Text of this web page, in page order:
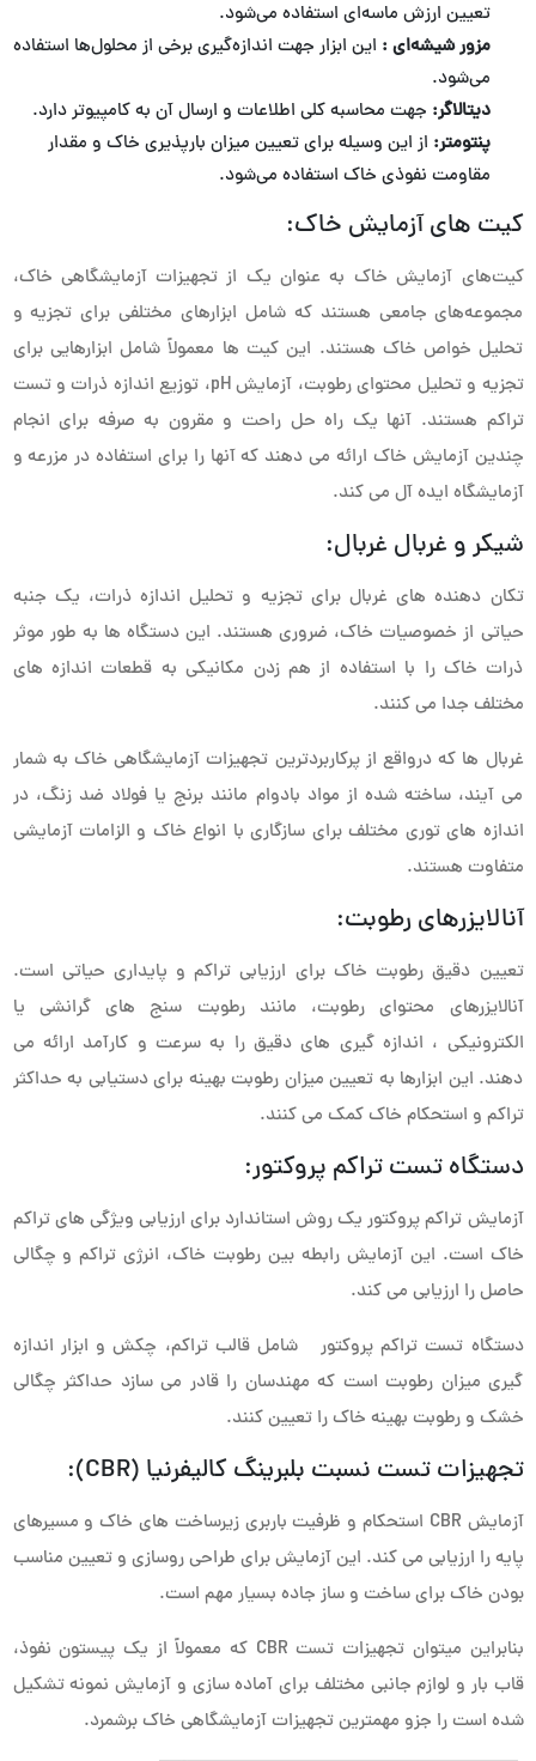
تعیین ارزش ماسه‌ای استفاده می‌شود.
مزور شیشه‌ای : این ابزار جهت اندازه‌گیری برخی از محلول‌ها استفاده
می‌شود.
دیتالاگر: جهت محاسبه کلی اطلاعات و ارسال آن به کامپیوتر دارد.
پنتومتر: از این وسیله برای تعیین میزان بارپذیری خاک و مقدار
مقاومت نفوذی خاک استفاده می‌شود.
کیت های آزمایش خاک:
کیت‌های آزمایش خاک به عنوان یک از تجهیزات آزمایشگاهی خاک،
مجموعه‌های جامعی هستند که شامل ابزارهای مختلفی برای تجزیه و
تحلیل خواص خاک هستند. این کیت ها معمولاً شامل ابزارهایی برای
تجزیه و تحلیل محتوای رطوبت، آزمایش pH، توزیع اندازه ذرات و تست
تراکم هستند. آنها یک راه حل راحت و مقرون به صرفه برای انجام
چندین آزمایش خاک ارائه می دهند که آنها را برای استفاده در مزرعه و
آزمایشگاه ایده آل می کند.
شیکر و غربال غربال:
تکان دهنده های غربال برای تجزیه و تحلیل اندازه ذرات، یک جنبه
حیاتی از خصوصیات خاک، ضروری هستند. این دستگاه ها به طور موثر
ذرات خاک را با استفاده از هم زدن مکانیکی به قطعات اندازه های
مختلف جدا می کنند.
غربال ها که درواقع از پرکاربردترین تجهیزات آزمایشگاهی خاک به شمار
می آیند، ساخته شده از مواد بادوام مانند برنج یا فولاد ضد زنگ، در
اندازه های توری مختلف برای سازگاری با انواع خاک و الزامات آزمایشی
متفاوت هستند.
آنالایزرهای رطوبت:
تعیین دقیق رطوبت خاک برای ارزیابی تراکم و پایداری حیاتی است.
آنالایزرهای محتوای رطوبت، مانند رطوبت سنج های گرانشی یا
الکترونیکی ، اندازه گیری های دقیق را به سرعت و کارآمد ارائه می
دهند. این ابزارها به تعیین میزان رطوبت بهینه برای دستیابی به حداکثر
تراکم و استحکام خاک کمک می کنند.
دستگاه تست تراکم پروکتور:
آزمایش تراکم پروکتور یک روش استاندارد برای ارزیابی ویژگی های تراکم
خاک است. این آزمایش رابطه بین رطوبت خاک، انرژی تراکم و چگالی
حاصل را ارزیابی می کند.
دستگاه تست تراکم پروکتور شامل قالب تراکم، چکش و ابزار اندازه
گیری میزان رطوبت است که مهندسان را قادر می سازد حداکثر چگالی
خشک و رطوبت بهینه خاک را تعیین کنند.
تجهیزات تست نسبت بلبرینگ کالیفرنیا (CBR):
آزمایش CBR استحکام و ظرفیت باربری زیرساخت های خاک و مسیرهای
پایه را ارزیابی می کند. این آزمایش برای طراحی روسازی و تعیین مناسب
بودن خاک برای ساخت و ساز جاده بسیار مهم است.
بنابراین میتوان تجهیزات تست CBR که معمولاً از یک پیستون نفوذ،
قاب بار و لوازم جانبی مختلف برای آماده سازی و آزمایش نمونه تشکیل
شده است را جزو مهمترین تجهیزات آزمایشگاهی خاک برشمرد.